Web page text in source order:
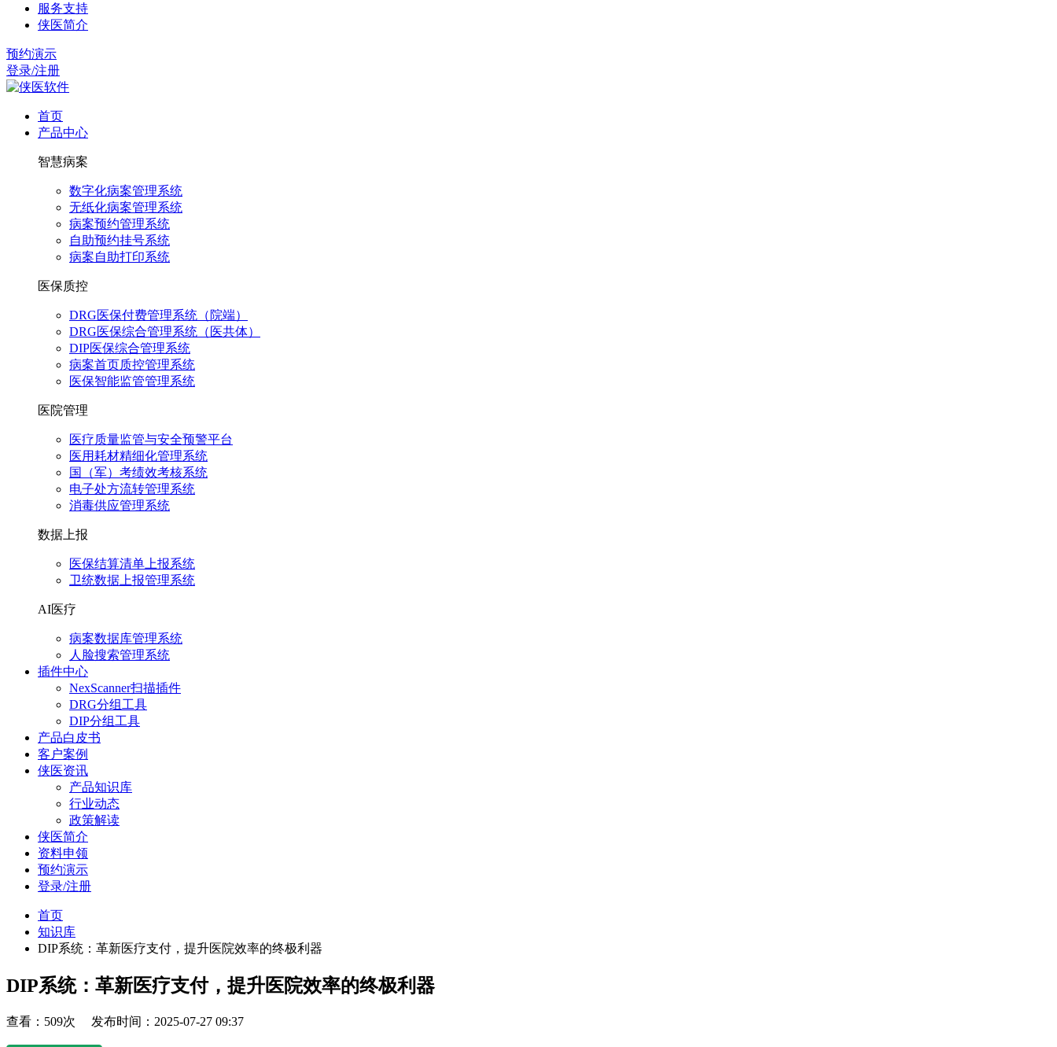
服务支持
侠医简介
预约演示
登录/注册
首页
产品中心
智慧病案
数字化病案管理系统
无纸化病案管理系统
病案预约管理系统
自助预约挂号系统
病案自助打印系统
医保质控
DRG医保付费管理系统（院端）
DRG医保综合管理系统（医共体）
DIP医保综合管理系统
病案首页质控管理系统
医保智能监管管理系统
医院管理
医疗质量监管与安全预警平台
医用耗材精细化管理系统
国（军）考绩效考核系统
电子处方流转管理系统
消毒供应管理系统
数据上报
医保结算清单上报系统
卫统数据上报管理系统
AI医疗
病案数据库管理系统
人脸搜索管理系统
插件中心
NexScanner扫描插件
DRG分组工具
DIP分组工具
产品白皮书
客户案例
侠医资讯
产品知识库
行业动态
政策解读
侠医简介
资料申领
预约演示
登录/注册
首页
知识库
DIP系统：革新医疗支付，提升医院效率的终极利器
DIP系统：革新医疗支付，提升医院效率的终极利器
查看：509次 发布时间：2025-07-27 09:37